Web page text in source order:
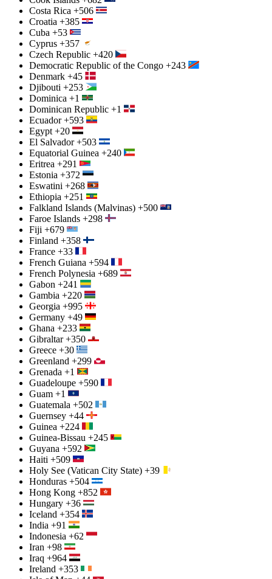
Costa Rica +506
Croatia +385
Cuba +53
Cyprus +357
Czech Republic +420
Democratic Republic of the Congo +243
Denmark +45
Djibouti +253
Dominica +1
Dominican Republic +1
Ecuador +593
Egypt +20
El Salvador +503
Equatorial Guinea +240
Eritrea +291
Estonia +372
Eswatini +268
Ethiopia +251
Falkland Islands (Malvinas) +500
Faroe Islands +298
Fiji +679
Finland +358
France +33
French Guiana +594
French Polynesia +689
Gabon +241
Gambia +220
Georgia +995
Germany +49
Ghana +233
Gibraltar +350
Greece +30
Greenland +299
Grenada +1
Guadeloupe +590
Guam +1
Guatemala +502
Guernsey +44
Guinea +224
Guinea-Bissau +245
Guyana +592
Haiti +509
Holy See (Vatican City State) +39
Honduras +504
Hong Kong +852
Hungary +36
Iceland +354
India +91
Indonesia +62
Iran +98
Iraq +964
Ireland +353